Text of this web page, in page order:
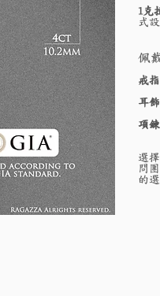
1克
式
佩
戒指
耳飾
項鍊
選
問
的